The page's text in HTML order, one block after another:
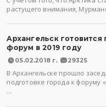
растущего внимания,
Архангельск готовится
форум в 2019 году
05.02.2018 г. 29325
В Архангельске прошло
подготовке города к форуму
…